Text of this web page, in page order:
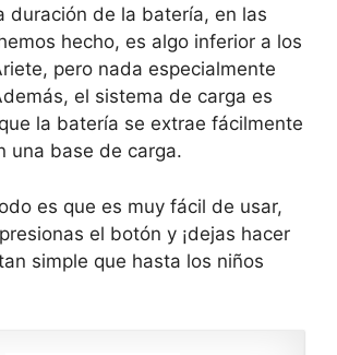
duración de la batería, en las
hecho, es algo inferior a los
pero nada especialmente
el sistema de carga es
la batería se extrae fácilmente
una base de carga.
es que es muy fácil de usar,
el botón y ¡dejas hacer
simple que hasta los niños